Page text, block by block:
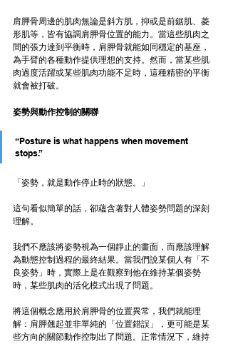
肩胛骨周邊的肌肉無論是斜方肌，抑或是前鋸肌、菱
形肌等，皆有協調肩胛骨位置的能力。當這些肌肉之
間的張力達到平衡時，肩胛骨就能如同穩定的基座，
為手臂的各種動作提供理想的支持。然而，當某些肌
肉過度活躍或某些肌肉功能不足時，這種精密的平衡
就會被打破。
姿勢與動作控制的關聯
“Posture is what happens when movement
stops.”
「姿勢，就是動作停止時的狀態。」
這句看似簡單的話，卻蘊含著對人體姿勢問題的深刻
理解。
我們不應該將姿勢視為一個靜止的畫面，而應該理解
為動態控制過程的最終結果。當我們說某個人有「不
良姿勢」時，實際上是在觀察到他在維持某個姿勢
時，某些肌肉的活化模式出現了問題。
將這個概念應用於肩胛骨的位置異常，我們就能理
解：肩胛翹起並非單純的「位置錯誤」，更可能是某
些方向的關節動作控制出了問題。正常情況下，維持